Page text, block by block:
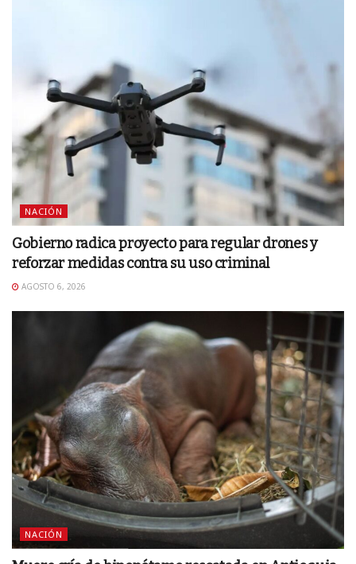
NACIÓN
Gobierno radica proyecto para regular drones y
reforzar medidas contra su uso criminal
AGOSTO 6, 2026
NACIÓN